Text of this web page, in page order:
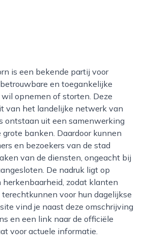
en toegankelijke
opnemen of storten. Deze
van het landelijke netwerk van
ontstaan uit een samenwerking
banken. Daardoor kunnen
en bezoekers van de stad
van de diensten, ongeacht bij
De nadruk ligt op
herkenbaarheid, zodat klanten
voor hun dagelijkse
vind je naast deze omschrijving
en een link naar de officiële
voor actuele informatie.